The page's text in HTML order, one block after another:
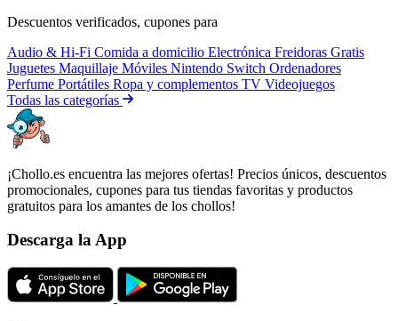
Descuentos verificados, cupones para
Audio & Hi-Fi Comida a domicilio Electrónica Freidoras Gratis
Juguetes Maquillaje Móviles Nintendo Switch Ordenadores
Perfume Portátiles Ropa y complementos TV Videojuegos
Todas las categorías
¡Chollo.es encuentra las mejores ofertas! Precios únicos, descuentos
promocionales, cupones para tus tiendas favoritas y productos
gratuitos para los amantes de los chollos!
Descarga la App